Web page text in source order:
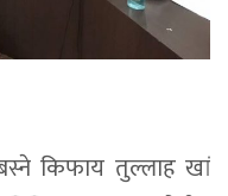
किफाय तुल्लाह खां